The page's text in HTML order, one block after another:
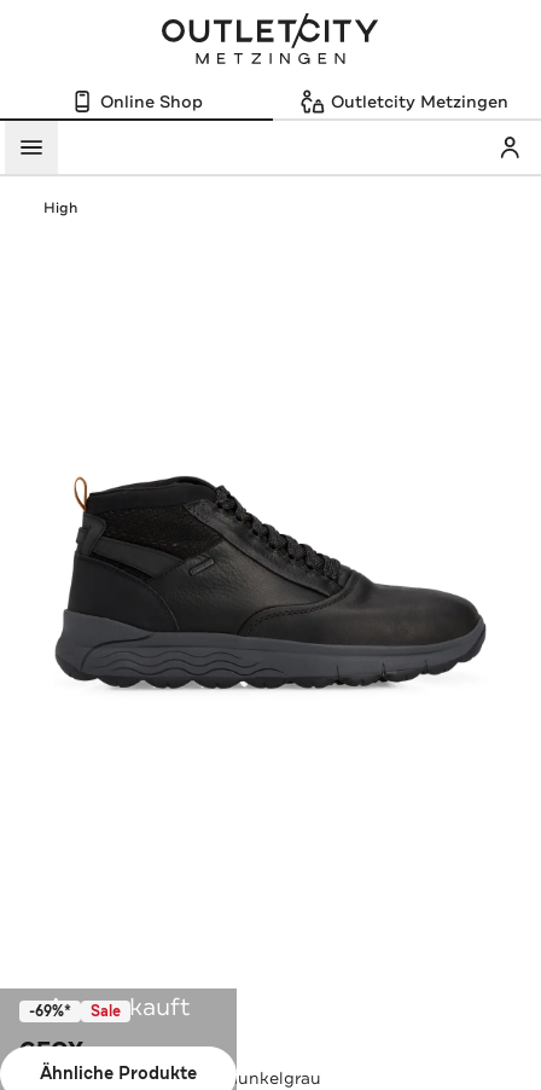
Online Shop Outletcity Metzingen
Menü
High
Ausverkauft
Ähnliche Produkte
-69%* Sale
GEOX
Leder-Sneaker 'Spherica' dunkelgrau